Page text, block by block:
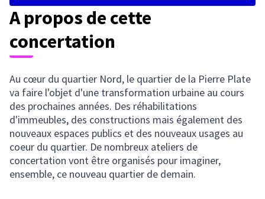
A propos de cette
concertation
Au cœur du quartier Nord, le quartier de la Pierre Plate
va faire l'objet d'une transformation urbaine au cours
des prochaines années. Des réhabilitations
d'immeubles, des constructions mais également des
nouveaux espaces publics et des nouveaux usages au
coeur du quartier. De nombreux ateliers de
concertation vont être organisés pour imaginer,
ensemble, ce nouveau quartier de demain.